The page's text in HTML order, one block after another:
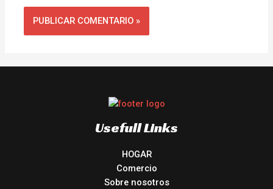
Usefull Links
HOGAR
Comercio
Sobre nosotros